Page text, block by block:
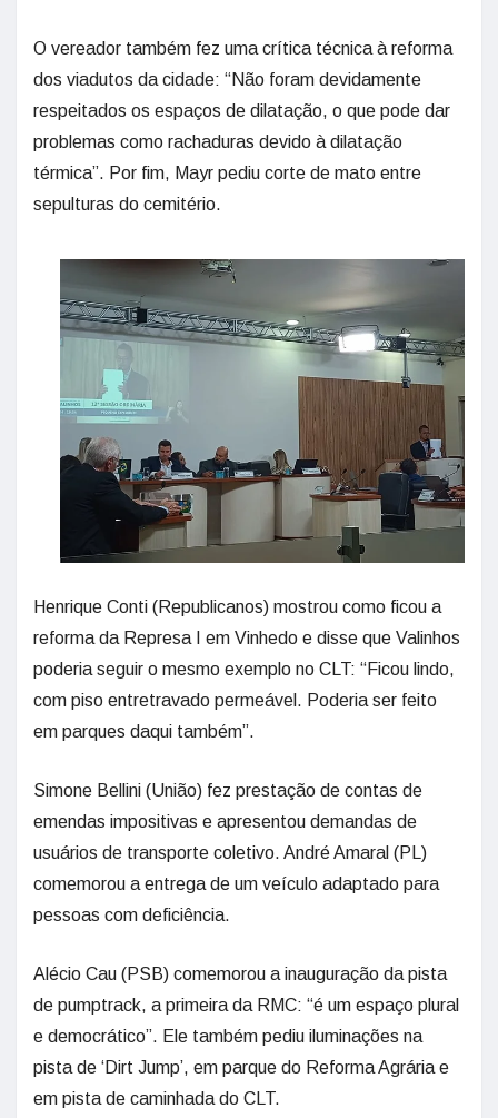
O vereador também fez uma crítica técnica à reforma
dos viadutos da cidade: “Não foram devidamente
respeitados os espaços de dilatação, o que pode dar
problemas como rachaduras devido à dilatação
térmica”. Por fim, Mayr pediu corte de mato entre
sepulturas do cemitério.
Henrique Conti (Republicanos) mostrou como ficou a
reforma da Represa I em Vinhedo e disse que Valinhos
poderia seguir o mesmo exemplo no CLT: “Ficou lindo,
com piso entretravado permeável. Poderia ser feito
em parques daqui também”.
Simone Bellini (União) fez prestação de contas de
emendas impositivas e apresentou demandas de
usuários de transporte coletivo. André Amaral (PL)
comemorou a entrega de um veículo adaptado para
pessoas com deficiência.
Alécio Cau (PSB) comemorou a inauguração da pista
de pumptrack, a primeira da RMC: “é um espaço plural
e democrático”. Ele também pediu iluminações na
pista de ‘Dirt Jump’, em parque do Reforma Agrária e
em pista de caminhada do CLT.